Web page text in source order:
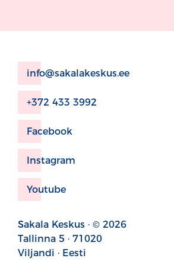
info@sakalakeskus.ee
+372 433 3992
Facebook
Instagram
Youtube
Sakala Keskus · © 2026
Tallinna 5 · 71020
Viljandi · Eesti